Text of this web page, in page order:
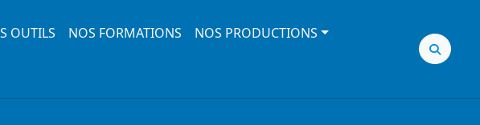
OUTILS NOS FORMATIONS
NOS PRODUCTIONS